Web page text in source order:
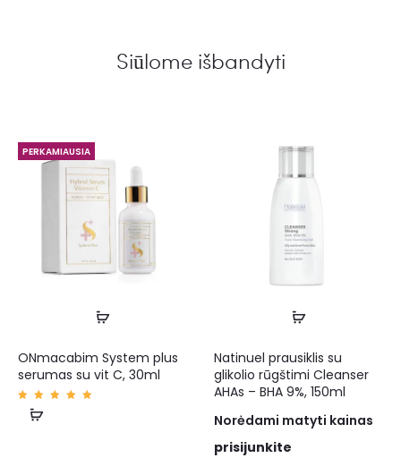
Siūlome išbandyti
PERKAMIAUSIA
ONmacabim System plus
serumas su vit C, 30ml
Įvertin
imas:
Natinuel prausiklis su
glikolio rūgštimi Cleanser
AHAs – BHA 9%, 150ml
Norėdami matyti kainas
prisijunkite